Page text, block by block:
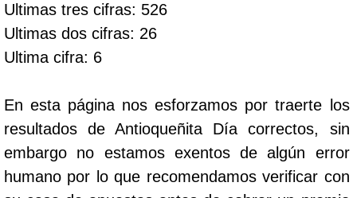
Ultimas tres cifras: 526
Ultimas dos cifras: 26
Ultima cifra: 6
En esta página nos esforzamos por traerte los
resultados de Antioqueñita Día correctos, sin
embargo no estamos exentos de algún error
humano por lo que recomendamos verificar con